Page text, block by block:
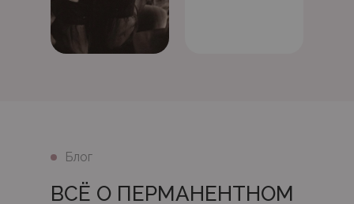
ВСЁ О ПЕРМАНЕНТНОМ
Блог